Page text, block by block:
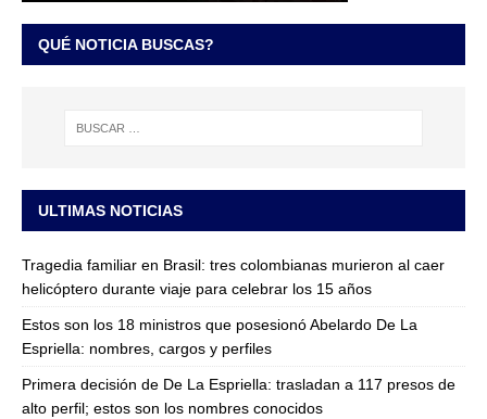
QUÉ NOTICIA BUSCAS?
ULTIMAS NOTICIAS
Tragedia familiar en Brasil: tres colombianas murieron al caer
helicóptero durante viaje para celebrar los 15 años
Estos son los 18 ministros que posesionó Abelardo De La
Espriella: nombres, cargos y perfiles
Primera decisión de De La Espriella: trasladan a 117 presos de
alto perfil; estos son los nombres conocidos